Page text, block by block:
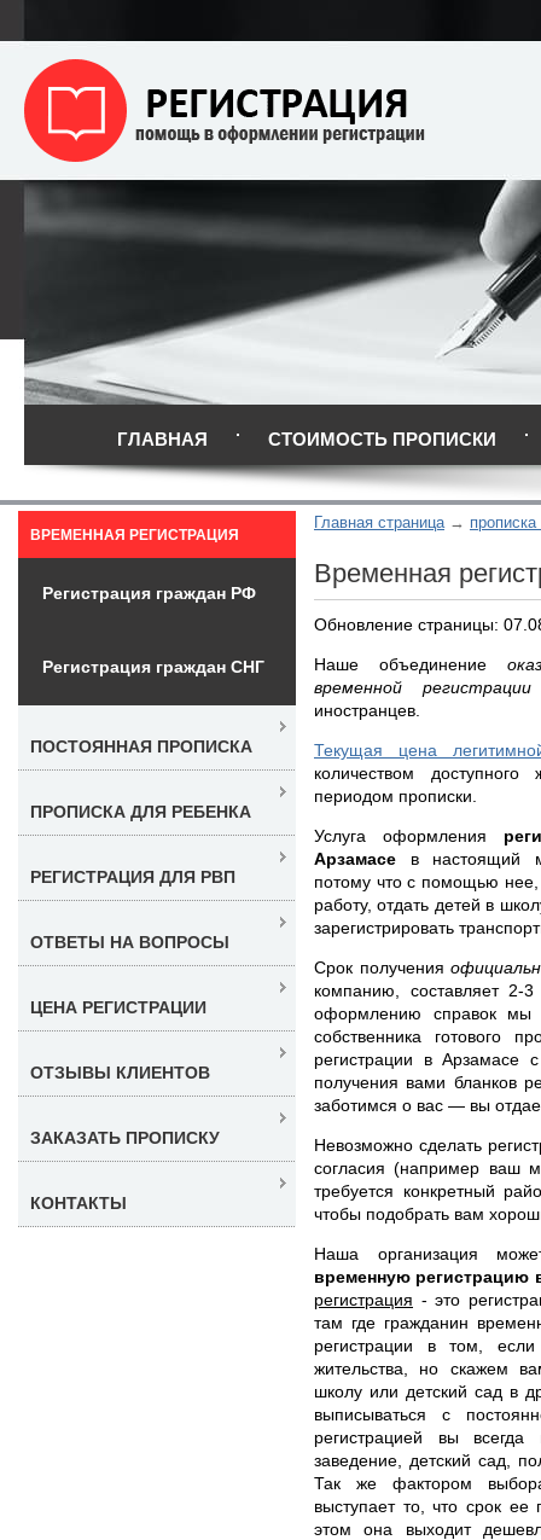
ГЛАВНАЯ СТОИМОСТЬ ПРОПИСКИ
Главная страница
Временная
Обновление страницы:
Наше объединение
временной
иностранцев.
Текущая цена
количеством
периодом прописки.
Услуга оформления
Арзамасе в настоящий
потому что с помощью
работу, отдать детей в
зарегистрировать
Срок получения
компанию, составляет
оформлению справок
собственника готового
регистрации в Арзамасе
получения вами бланков
заботимся о вас — вы
Невозможно сделать
согласия (например ваш
требуется конкретный
чтобы подобрать вам
Наша организация
временную регистрацию
регистрация - это
там где гражданин
регистрации в том,
жительства, но скажем
школу или детский сад в
выписываться с
регистрацией вы
заведение, детский сад,
Так же фактором
выступает то, что срок
этом она выходит
ВРЕМЕННАЯ РЕГИСТРАЦИЯ
Регистрация граждан РФ
Регистрация граждан СНГ
ПОСТОЯННАЯ ПРОПИСКА
ПРОПИСКА ДЛЯ РЕБЕНКА
РЕГИСТРАЦИЯ ДЛЯ РВП
ОТВЕТЫ НА ВОПРОСЫ
ЦЕНА РЕГИСТРАЦИИ
ОТЗЫВЫ КЛИЕНТОВ
ЗАКАЗАТЬ ПРОПИСКУ
КОНТАКТЫ